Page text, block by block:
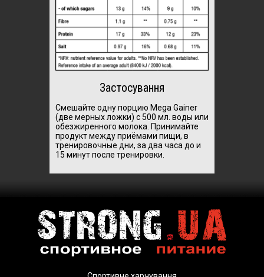
Застосування
Смешайте одну порцию Mega Gainer
(две мерных ложки) с 500 мл. воды или
обезжиренного молока. Принимайте
продукт между приёмами пищи, в
тренировочные дни, за два часа до и
15 минут после тренировки.